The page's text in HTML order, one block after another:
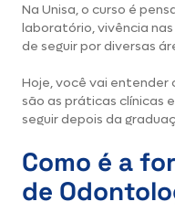
Na Unisa, o curso é
laboratório, vivência
de seguir por diversas
Hoje, você vai
são as práticas clínicas
seguir depois da
Como é a
de